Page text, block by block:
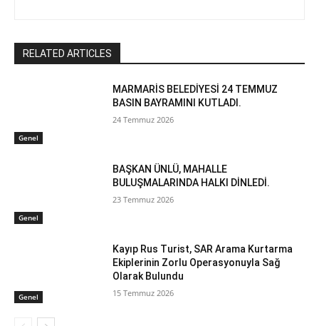
RELATED ARTICLES
Genel
MARMARİS BELEDİYESİ 24 TEMMUZ
BASIN BAYRAMINI KUTLADI.
24 Temmuz 2026
Genel
BAŞKAN ÜNLÜ, MAHALLE
BULUŞMALARINDA HALKI DİNLEDİ.
23 Temmuz 2026
Genel
Kayıp Rus Turist, SAR Arama Kurtarma
Ekiplerinin Zorlu Operasyonuyla Sağ
Olarak Bulundu
15 Temmuz 2026